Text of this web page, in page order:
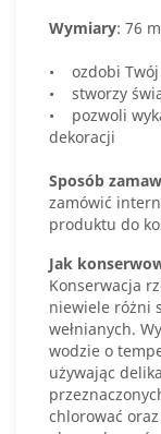
Wymiary: 76
• ozdobi Twój
• stworzy
• pozwoli
dekoracji
Sposób
zamówić
produktu do
Jak
Konserwacja
niewiele różni
wełnianych.
wodzie o
używając
chlorować